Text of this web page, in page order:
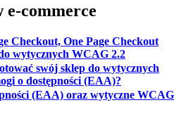
commerce
Checkout, One Page Checkout
wytycznych WCAG 2.2
swój sklep do wytycznych
o dostępności (EAA)?
(EAA) oraz wytyczne WCAG